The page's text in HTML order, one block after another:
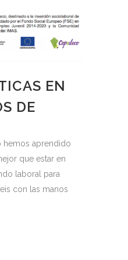
EN
DE
hemos aprendido
que estar en
laboral para
con las manos